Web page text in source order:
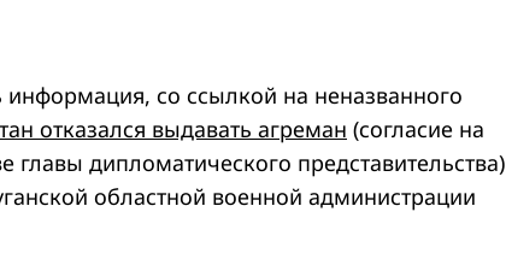
со ссылкой на неназванного
отказался выдавать агреман (согласие на
главы дипломатического представительства)
областной военной администрации